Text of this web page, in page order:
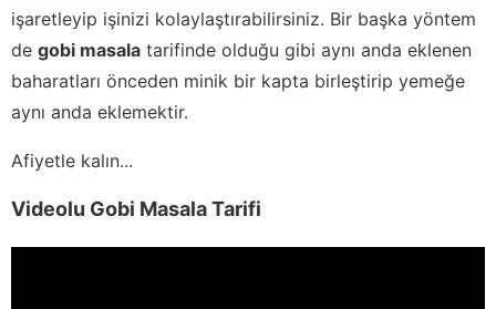
işaretleyip işinizi kolaylaştırabilirsiniz. Bir başka yöntem
de gobi masala tarifinde olduğu gibi aynı anda eklenen
baharatları önceden minik bir kapta birleştirip yemeğe
aynı anda eklemektir.
Afiyetle kalın...
Videolu Gobi Masala Tarifi